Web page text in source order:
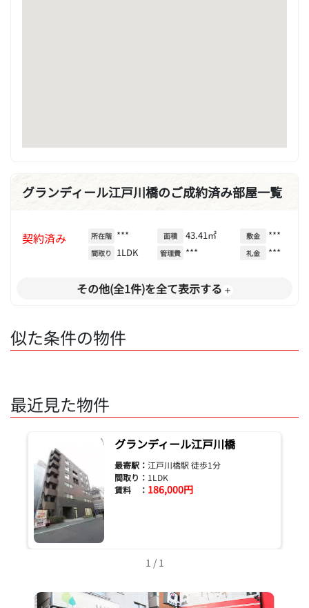
グランディール江戸川橋のご成約済み部屋一覧
契約済み 所在階 ***
間取り 1LDK
面積 43.41㎡
管理費 ***
敷金 ***
礼金 ***
その他(全1件)を全て表示する
似た条件の物件
最近見た物件
グランディール江戸川橋
最寄駅： 江戸川橋駅 徒歩1分
間取り： 1LDK
賃料 ： 186,000円
1 / 1